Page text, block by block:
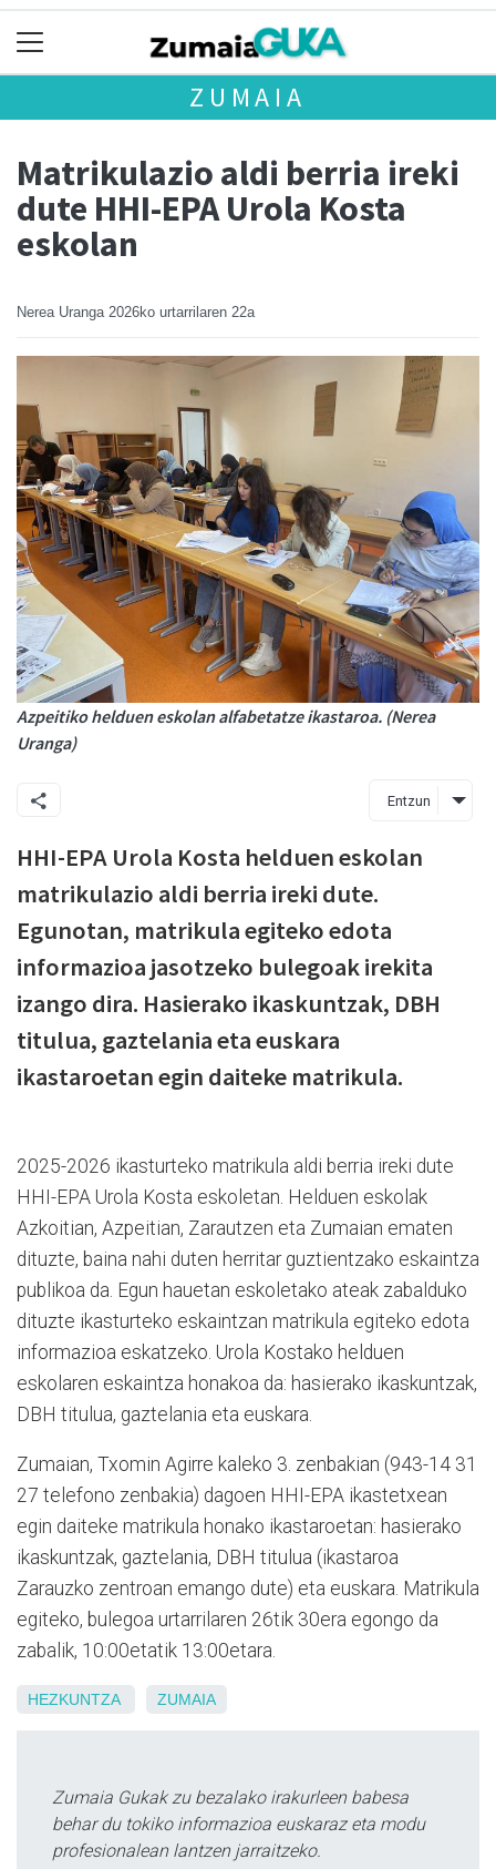
ZUMAIA
Matrikulazio aldi berria ireki
dute HHI-EPA Urola Kosta
eskolan
Nerea Uranga 2026ko urtarrilaren 22a
Azpeitiko helduen eskolan alfabetatze ikastaroa. (Nerea
Uranga)
Entzun
HHI-EPA Urola Kosta helduen eskolan
matrikulazio aldi berria ireki dute.
Egunotan, matrikula egiteko edota
informazioa jasotzeko bulegoak irekita
izango dira. Hasierako ikaskuntzak, DBH
titulua, gaztelania eta euskara
ikastaroetan egin daiteke matrikula.
2025-2026 ikasturteko matrikula aldi berria ireki dute
HHI-EPA Urola Kosta eskoletan. Helduen eskolak
Azkoitian, Azpeitian, Zarautzen eta Zumaian ematen
dituzte, baina nahi duten herritar guztientzako eskaintza
publikoa da. Egun hauetan eskoletako ateak zabalduko
dituzte ikasturteko eskaintzan matrikula egiteko edota
informazioa eskatzeko. Urola Kostako helduen
eskolaren eskaintza honakoa da: hasierako ikaskuntzak,
DBH titulua, gaztelania eta euskara.
Zumaian, Txomin Agirre kaleko 3. zenbakian (943-14 31
27 telefono zenbakia) dagoen HHI-EPA ikastetxean
egin daiteke matrikula honako ikastaroetan: hasierako
ikaskuntzak, gaztelania, DBH titulua (ikastaroa
Zarauzko zentroan emango dute) eta euskara. Matrikula
egiteko, bulegoa urtarrilaren 26tik 30era egongo da
zabalik, 10:00etatik 13:00etara.
HEZKUNTZA ZUMAIA
Zumaia Gukak zu bezalako irakurleen babesa
behar du tokiko informazioa euskaraz eta modu
profesionalean lantzen jarraitzeko.